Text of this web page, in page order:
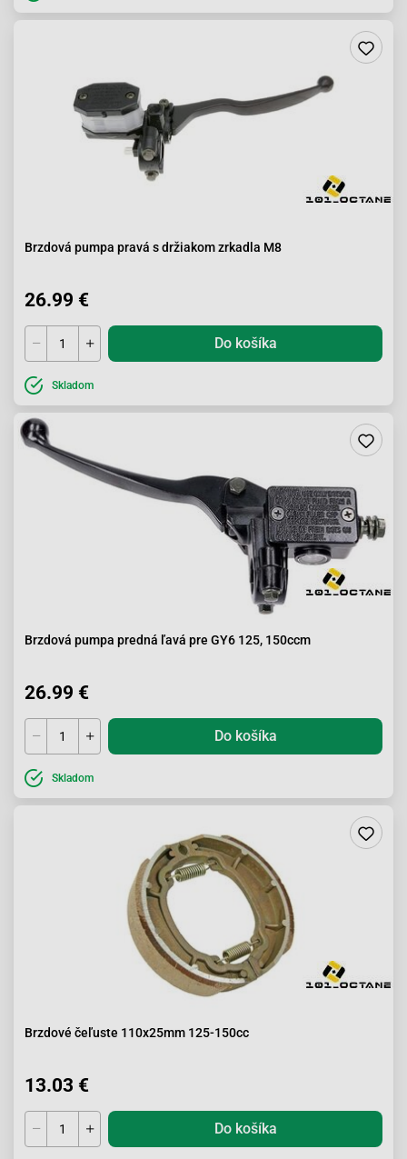
Brzdová pumpa pravá s držiakom zrkadla M8
26.99 €
Do košíka
Skladom
Brzdová pumpa predná ľavá pre GY6 125, 150ccm
26.99 €
Do košíka
Skladom
Brzdové čeľuste 110x25mm 125-150cc
13.03 €
Do košíka